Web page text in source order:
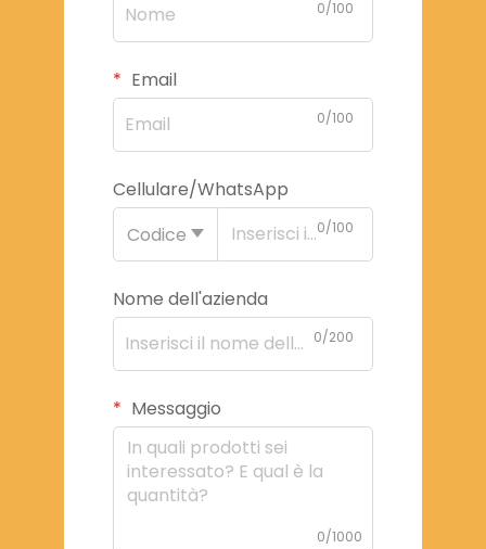
0/100
Email
0/100
Cellulare/WhatsApp
Codice
0/100
Nome dell'azienda
0/200
Messaggio
0/1000